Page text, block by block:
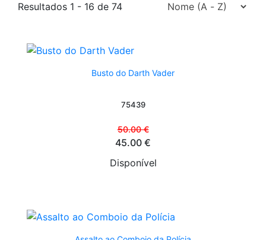
Resultados 1 - 16 de 74
Busto do Darth Vader
75439
50.00 €
45.00 €
Disponível